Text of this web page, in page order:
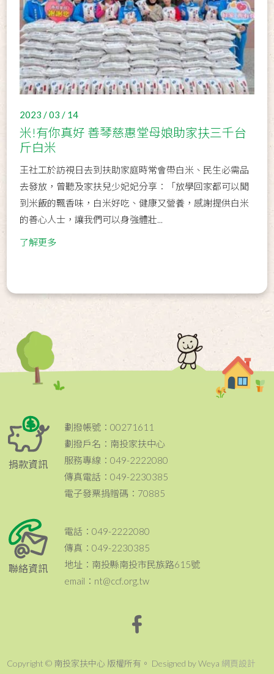
2023 / 03 / 14
米!有你真好 善琴慈惠堂母娘助家扶三千台
斤白米
王社工於訪視日去到扶助家庭時常會帶白米、民生必需品
去發放，曾聽及家扶兒少妃妃分享：「放學回家都可以聞
到米飯的飄香味，白米好吃、健康又營養，感謝提供白米
的善心人士，讓我們可以身強體壯...
了解更多
捐款資訊
劃撥帳號：00271611
劃撥戶名：南投家扶中心
服務專線：049-2222080
傳真電話：049-2230385
電子發票捐贈碼：70885
聯絡資訊
電話：049-2222080
傳真：049-2230385
地址：南投縣南投市民族路615號
email：nt@ccf.org.tw
Copyright © 南投家扶中心 版權所有。 Designed by Weya 網頁設計